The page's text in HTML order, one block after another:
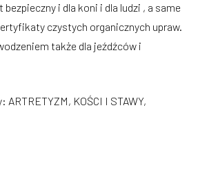
i dla koni i dla ludzi , a same
czystych organicznych upraw.
także dla jeźdźców i
ARTRETYZM, KOŚCI I STAWY,